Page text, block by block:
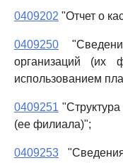
0409202 "Отчет о
0409250
организаций (их
использованием
0409251
(ее филиала)";
0409253